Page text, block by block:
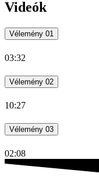
Videók
Vélemény 01
03:32
Vélemény 02
10:27
Vélemény 03
02:08